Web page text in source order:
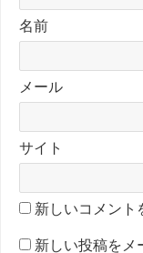
名前
メール
サイト
新しいコメント
新しい投稿をメ